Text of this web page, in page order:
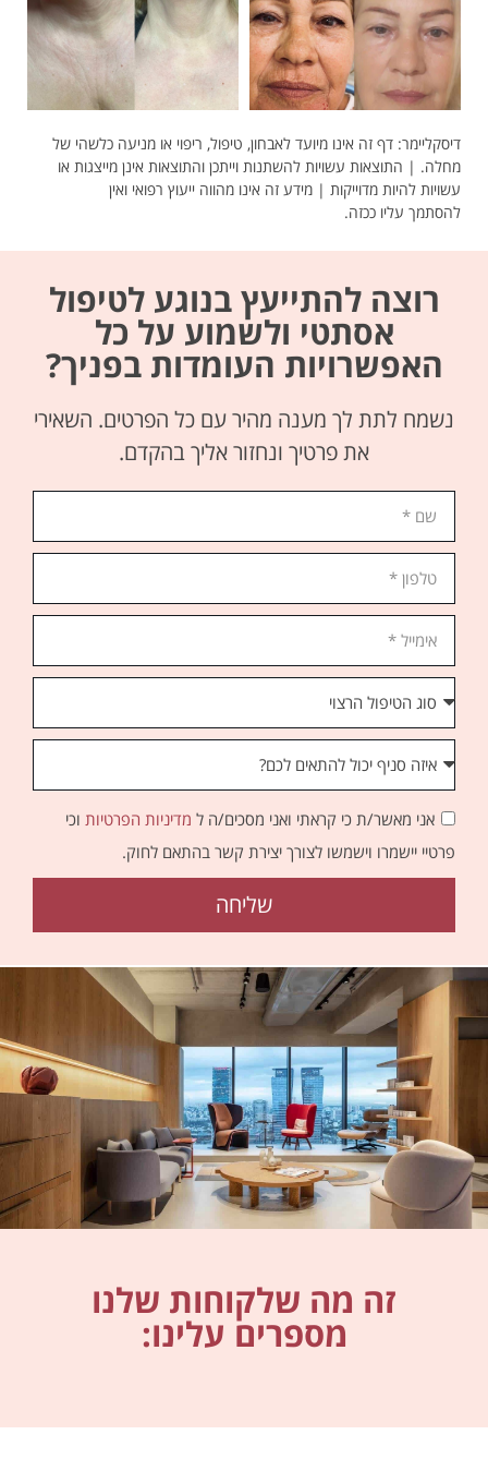
דיסקליימר: דף זה אינו מיועד לאבחון, טיפול, ריפוי או מניעה כלשהי של
מחלה. | התוצאות עשויות להשתנות וייתכן והתוצאות אינן מייצגות או
עשויות להיות מדוייקות | מידע זה אינו מהווה ייעוץ רפואי ואין
להסתמך עליו ככזה.
רוצה להתייעץ בנוגע לטיפול
אסתטי ולשמוע על כל
האפשרויות העומדות בפניך?
נשמח לתת לך מענה מהיר עם כל הפרטים. השאירי
את פרטיך ונחזור אליך בהקדם.
אני מאשר/ת כי קראתי ואני מסכים/ה ל מדיניות הפרטיות וכי
פרטיי יישמרו וישמשו לצורך יצירת קשר בהתאם לחוק.
שליחה
זה מה שלקוחות שלנו
מספרים עלינו: